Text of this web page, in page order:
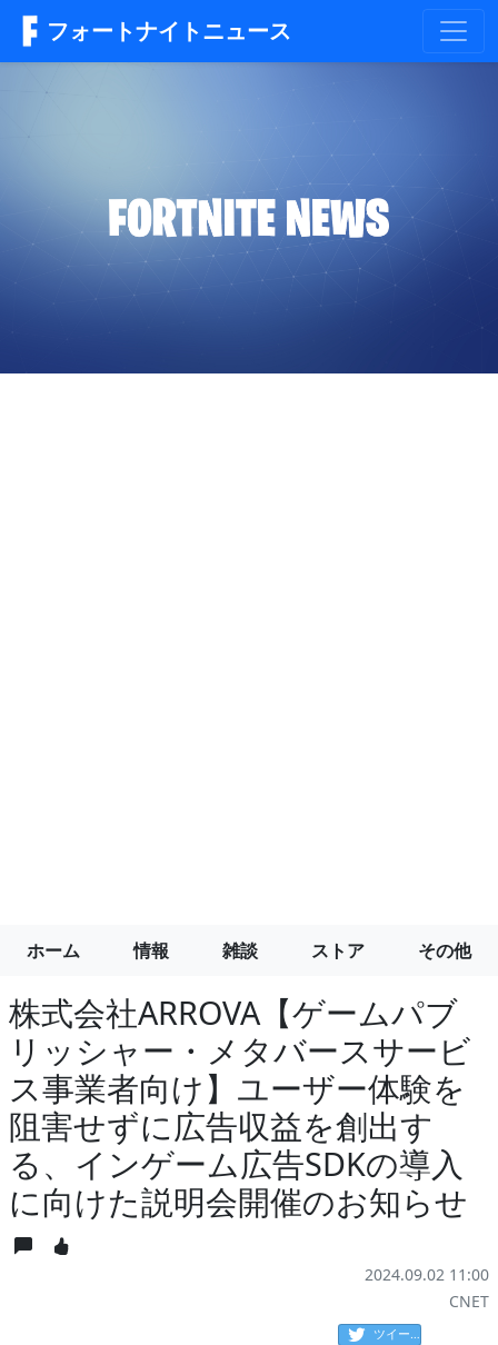
フォートナイトニュース
ホーム 情報 雑談 ストア その他
株式会社ARROVA【ゲームパブ
リッシャー・メタバースサービ
ス事業者向け】ユーザー体験を
阻害せずに広告収益を創出す
る、インゲーム広告SDKの導入
に向けた説明会開催のお知らせ
2024.09.02 11:00
CNET
ツイート